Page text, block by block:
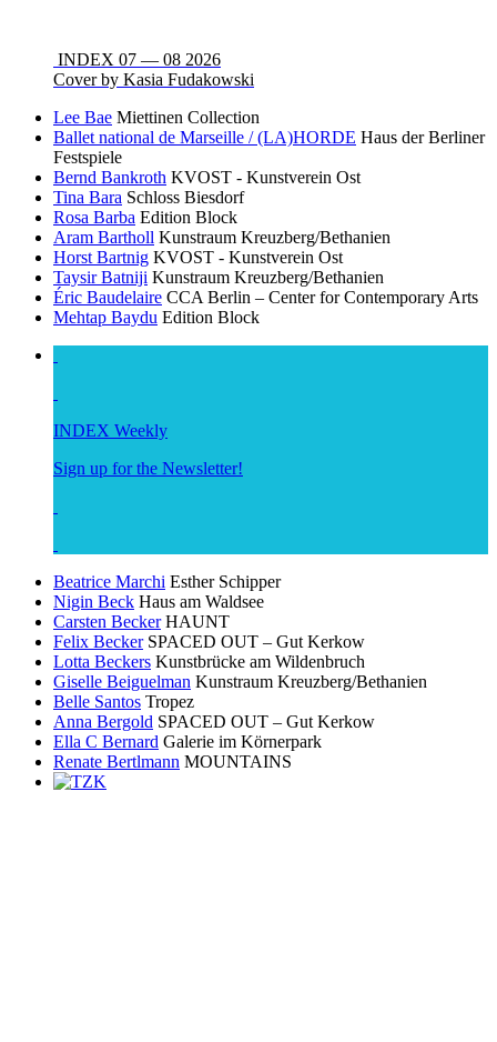
INDEX 07 — 08 2026
Cover by Kasia Fudakowski
Lee Bae Miettinen Collection
Ballet national de Marseille / (LA)HORDE Haus der Berliner
Festspiele
Bernd Bankroth KVOST - Kunstverein Ost
Tina Bara Schloss Biesdorf
Rosa Barba Edition Block
Aram Bartholl Kunstraum Kreuzberg/Bethanien
Horst Bartnig KVOST - Kunstverein Ost
Taysir Batniji Kunstraum Kreuzberg/Bethanien
Éric Baudelaire CCA Berlin – Center for Contemporary Arts
Mehtap Baydu Edition Block
INDEX Weekly
Sign up for the Newsletter!
Beatrice Marchi Esther Schipper
Nigin Beck Haus am Waldsee
Carsten Becker HAUNT
Felix Becker SPACED OUT – Gut Kerkow
Lotta Beckers Kunstbrücke am Wildenbruch
Giselle Beiguelman Kunstraum Kreuzberg/Bethanien
Belle Santos Tropez
Anna Bergold SPACED OUT – Gut Kerkow
Ella C Bernard Galerie im Körnerpark
Renate Bertlmann MOUNTAINS